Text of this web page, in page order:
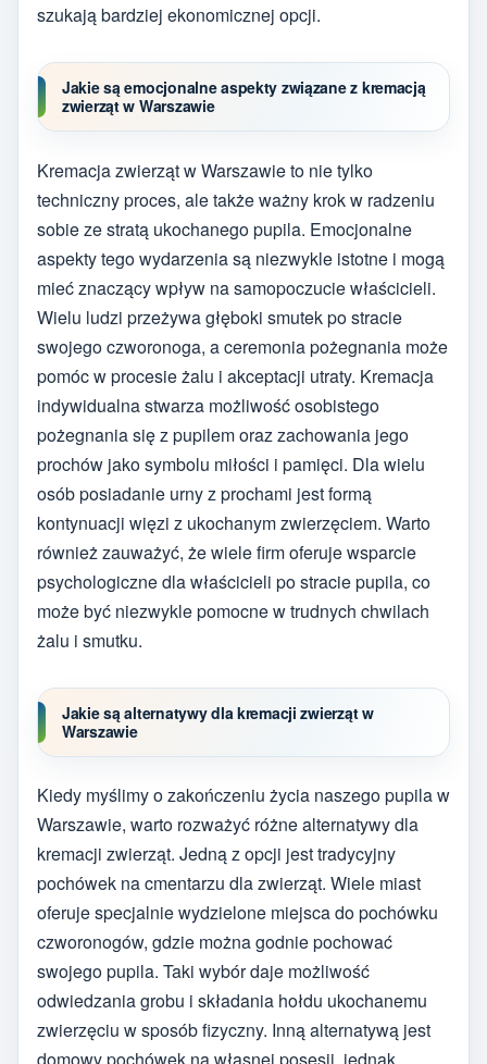
szukają bardziej ekonomicznej opcji.
Jakie są emocjonalne aspekty związane z kremacją
zwierząt w Warszawie
Kremacja zwierząt w Warszawie to nie tylko
techniczny proces, ale także ważny krok w radzeniu
sobie ze stratą ukochanego pupila. Emocjonalne
aspekty tego wydarzenia są niezwykle istotne i mogą
mieć znaczący wpływ na samopoczucie właścicieli.
Wielu ludzi przeżywa głęboki smutek po stracie
swojego czworonoga, a ceremonia pożegnania może
pomóc w procesie żalu i akceptacji utraty. Kremacja
indywidualna stwarza możliwość osobistego
pożegnania się z pupilem oraz zachowania jego
prochów jako symbolu miłości i pamięci. Dla wielu
osób posiadanie urny z prochami jest formą
kontynuacji więzi z ukochanym zwierzęciem. Warto
również zauważyć, że wiele firm oferuje wsparcie
psychologiczne dla właścicieli po stracie pupila, co
może być niezwykle pomocne w trudnych chwilach
żalu i smutku.
Jakie są alternatywy dla kremacji zwierząt w
Warszawie
Kiedy myślimy o zakończeniu życia naszego pupila w
Warszawie, warto rozważyć różne alternatywy dla
kremacji zwierząt. Jedną z opcji jest tradycyjny
pochówek na cmentarzu dla zwierząt. Wiele miast
oferuje specjalnie wydzielone miejsca do pochówku
czworonogów, gdzie można godnie pochować
swojego pupila. Taki wybór daje możliwość
odwiedzania grobu i składania hołdu ukochanemu
zwierzęciu w sposób fizyczny. Inną alternatywą jest